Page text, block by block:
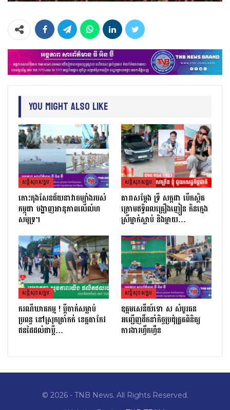
You Might Also Like
សន្តិសុខសង្គម
កោះកុងសែនជ័យនាវាចម្បាំងរបស់
កម្ពុជា បង្ហាញអានុភាពលើលំហ
សមុទ្រ។
សន្តិសុខសង្គម
តារាសម្ដែង ទ្រី សក្កដា បើកស្ថិត
ក្រោមឥទ្ធិពលគ្រឿងញៀន កិនក្មេង
ស្រីម្នាក់ស្លាប់ និងម្ដាយ…
សន្តិសុខសង្គម
ករណីឃាតកម្ម ! ប្ដីចាក់សម្លាប់
ប្រពន្ធ នៅស្រុកត្រាំកក់ ខេត្តតាកែវ
ជនដៃដល់ជាប្ដី…
សន្តិសុខសង្គម
ឧត្តមសេនីយ៍ទោ ស សំបូរធន
អញ្ជើញដឹកនាំកិច្ចប្រជុំត្រួតពិនិត្យ​
ការងារហ្វឹកហ្វឺន
© 2026 - TNB News. All Rights Reserved.